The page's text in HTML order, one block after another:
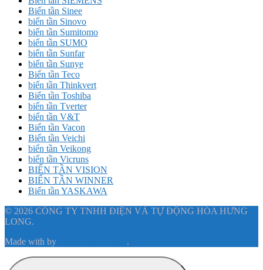
Biến tần Sinee
biến tần Sinovo
biến tần Sumitomo
biến tần SUMO
biến tần Sunfar
biến tần Sunye
Biến tần Teco
biến tần Thinkvert
Biến tần Toshiba
biến tần Tverter
biến tần V&T
Biến tần Vacon
Biến tần Veichi
biến tần Veikong
biến tần Vicruns
BIẾN TẦN VISION
BIẾN TẦN WINNER
Biến tần YASKAWA
© 2026 CÔNG TY TNHH ĐIỆN VÀ TỰ ĐỘNG HÓA HƯNG
LONG.
Made with by .